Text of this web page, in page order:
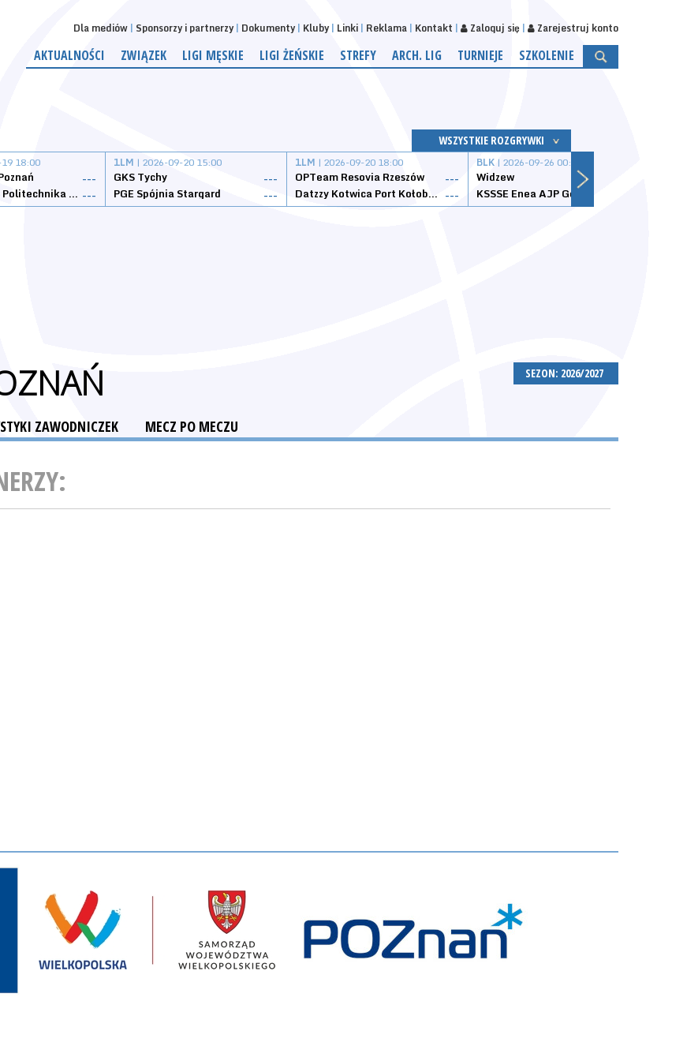
Dla mediów Sponsorzy i partnerzy Dokumenty Kluby Linki Reklama Kontakt Zaloguj się Zarejestruj konto
AKTUALNOŚCI ZWIĄZEK LIGI MĘSKIE LIGI ŻEŃSKIE STREFY ARCH. LIG TURNIEJE SZKOLENIE
WSZYSTKIE ROZGRYWKI
18:00
---
Weegree AZS Politechnika Opolska ---
1LM | 2026-09-20 15:00
GKS Tychy
---
PGE Spójnia Stargard
---
1LM | 2026-09-20 18:00
OPTeam Resovia Rzeszów
---
Datzzy Kotwica Port Kołobrzeg ---
BLK | 2026-09-26 00:00
Widzew
SEZON: 2026/2027
ZAWODNICZEK MECZ PO MECZU